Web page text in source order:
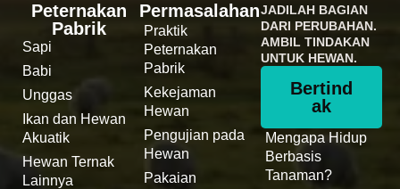
Peternakan
Pabrik
Sapi
Babi
Unggas
Ikan dan Hewan
Akuatik
Hewan Ternak
Lainnya
Permasalahan
Praktik
Peternakan
Pabrik
Kekejaman
Hewan
Pengujian pada
Hewan
Pakaian
JADILAH BAGIAN
DARI PERUBAHAN.
AMBIL TINDAKAN
UNTUK HEWAN.
Bertind
ak
Mengapa Hidup
Berbasis
Tanaman?